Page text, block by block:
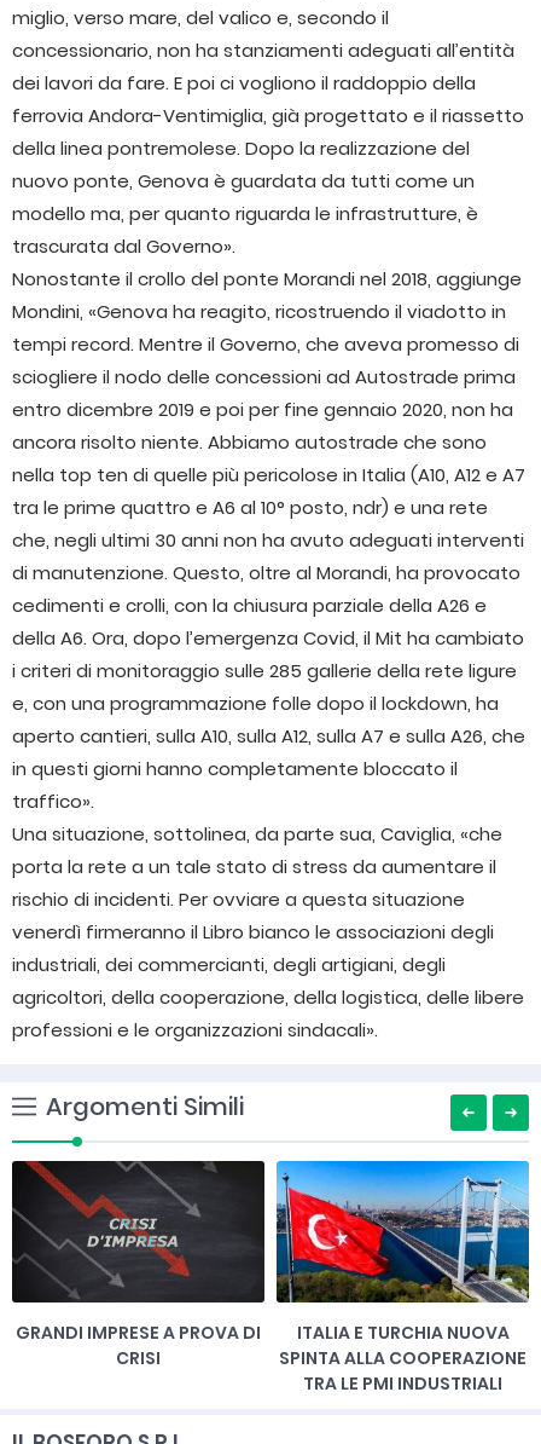
miglio, verso mare, del valico e, secondo il
concessionario, non ha stanziamenti adeguati all’entità
dei lavori da fare. E poi ci vogliono il raddoppio della
ferrovia Andora-Ventimiglia, già progettato e il riassetto
della linea pontremolese. Dopo la realizzazione del
nuovo ponte, Genova è guardata da tutti come un
modello ma, per quanto riguarda le infrastrutture, è
trascurata dal Governo».
Nonostante il crollo del ponte Morandi nel 2018, aggiunge
Mondini, «Genova ha reagito, ricostruendo il viadotto in
tempi record. Mentre il Governo, che aveva promesso di
sciogliere il nodo delle concessioni ad Autostrade prima
entro dicembre 2019 e poi per fine gennaio 2020, non ha
ancora risolto niente. Abbiamo autostrade che sono
nella top ten di quelle più pericolose in Italia (A10, A12 e A7
tra le prime quattro e A6 al 10° posto, ndr) e una rete
che, negli ultimi 30 anni non ha avuto adeguati interventi
di manutenzione. Questo, oltre al Morandi, ha provocato
cedimenti e crolli, con la chiusura parziale della A26 e
della A6. Ora, dopo l’emergenza Covid, il Mit ha cambiato
i criteri di monitoraggio sulle 285 gallerie della rete ligure
e, con una programmazione folle dopo il lockdown, ha
aperto cantieri, sulla A10, sulla A12, sulla A7 e sulla A26, che
in questi giorni hanno completamente bloccato il
traffico».
Una situazione, sottolinea, da parte sua, Caviglia, «che
porta la rete a un tale stato di stress da aumentare il
rischio di incidenti. Per ovviare a questa situazione
venerdì firmeranno il Libro bianco le associazioni degli
industriali, dei commercianti, degli artigiani, degli
agricoltori, della cooperazione, della logistica, delle libere
professioni e le organizzazioni sindacali».
Argomenti Simili
GRANDI IMPRESE A PROVA DI
CRISI
ITALIA E TURCHIA NUOVA
SPINTA ALLA COOPERAZIONE
TRA LE PMI INDUSTRIALI